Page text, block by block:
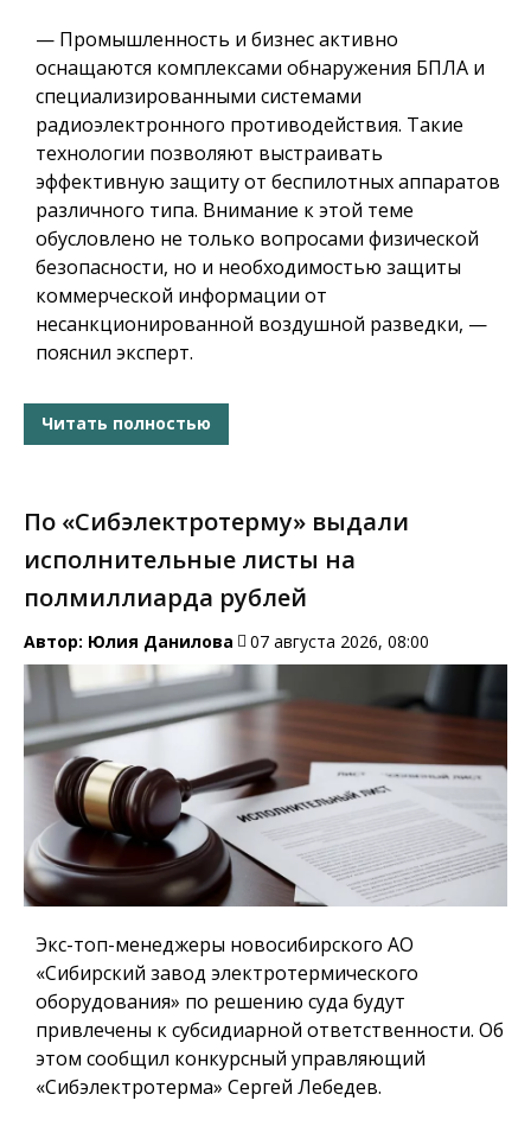
— Промышленность и бизнес активно
оснащаются комплексами обнаружения БПЛА и
специализированными системами
радиоэлектронного противодействия. Такие
технологии позволяют выстраивать
эффективную защиту от беспилотных аппаратов
различного типа. Внимание к этой теме
обусловлено не только вопросами физической
безопасности, но и необходимостью защиты
коммерческой информации от
несанкционированной воздушной разведки, —
пояснил эксперт.
Читать полностью
По «Сибэлектротерму» выдали
исполнительные листы на
полмиллиарда рублей
Автор: Юлия Данилова 07 августа 2026, 08:00
Экс-топ-менеджеры новосибирского АО
«Сибирский завод электротермического
оборудования» по решению суда будут
привлечены к субсидиарной ответственности. Об
этом сообщил конкурсный управляющий
«Сибэлектротерма» Сергей Лебедев.